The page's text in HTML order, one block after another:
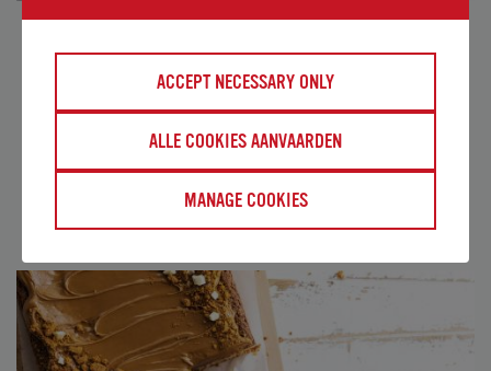
VERSIERDE BISCOFF® DONUTS
Verras je klanten met deze heerlijke donuts
versierd met Biscoff®.
ACCEPT NECESSARY ONLY
ALLE COOKIES AANVAARDEN
MANAGE COOKIES